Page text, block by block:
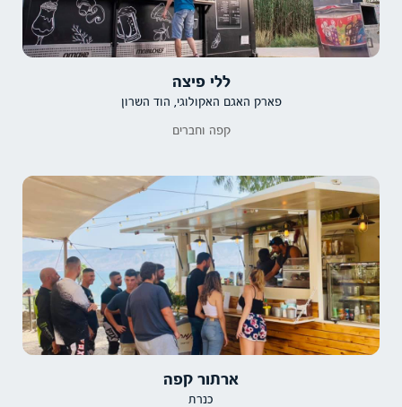
ללי פיצה
פארק האגם האקולוגי, הוד השרון
קפה וחברים
ארתור קפה
כנרת